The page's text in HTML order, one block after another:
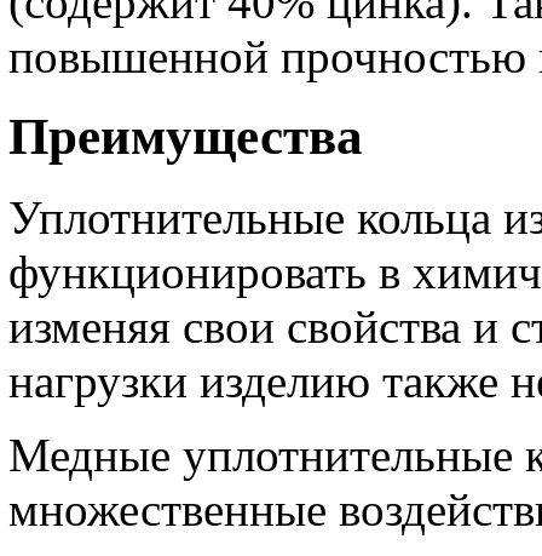
повышенной прочностью
Преимущества
Уплотнительные кольца
функционировать в
изменяя свои свойства и
нагрузки изделию также
Медные уплотнительные
множественные